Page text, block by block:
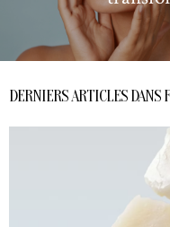
DERNIERS ARTICLES DANS